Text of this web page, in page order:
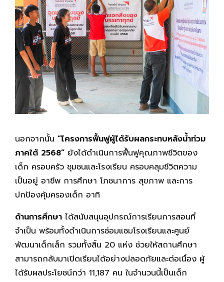
นอกจากนั้น “โครงการฟื้นฟูผู้ได้รับผลกระทบหลังน้ำท่วม
ภาคใต้ 2568” ยังได้ดำเนินการฟื้นฟูคุณภาพชีวิตของ
เด็ก ครอบครัว ชุมชนและโรงเรียน ครอบคลุมชีวิตความ
เป็นอยู่ อาชีพ การศึกษา โภชนาการ สุขภาพ และการ
ปกป้องคุ้มครองเด็ก อาทิ
ด้านการศึกษา ได้สนับสนุนอุปกรณ์การเรียนการสอนที่
จำเป็น พร้อมทั้งดำเนินการซ่อมแซมโรงเรียนและศูนย์
พัฒนาเด็กเล็ก รวมทั้งสิ้น 20 แห่ง ช่วยให้สถานศึกษา
สามารถกลับมาเปิดเรียนได้อย่างปลอดภัยและต่อเนื่อง ผู้
ได้รับผลประโยชน์กว่า 11,187 คน ในจำนวนนี้เป็นเด็ก